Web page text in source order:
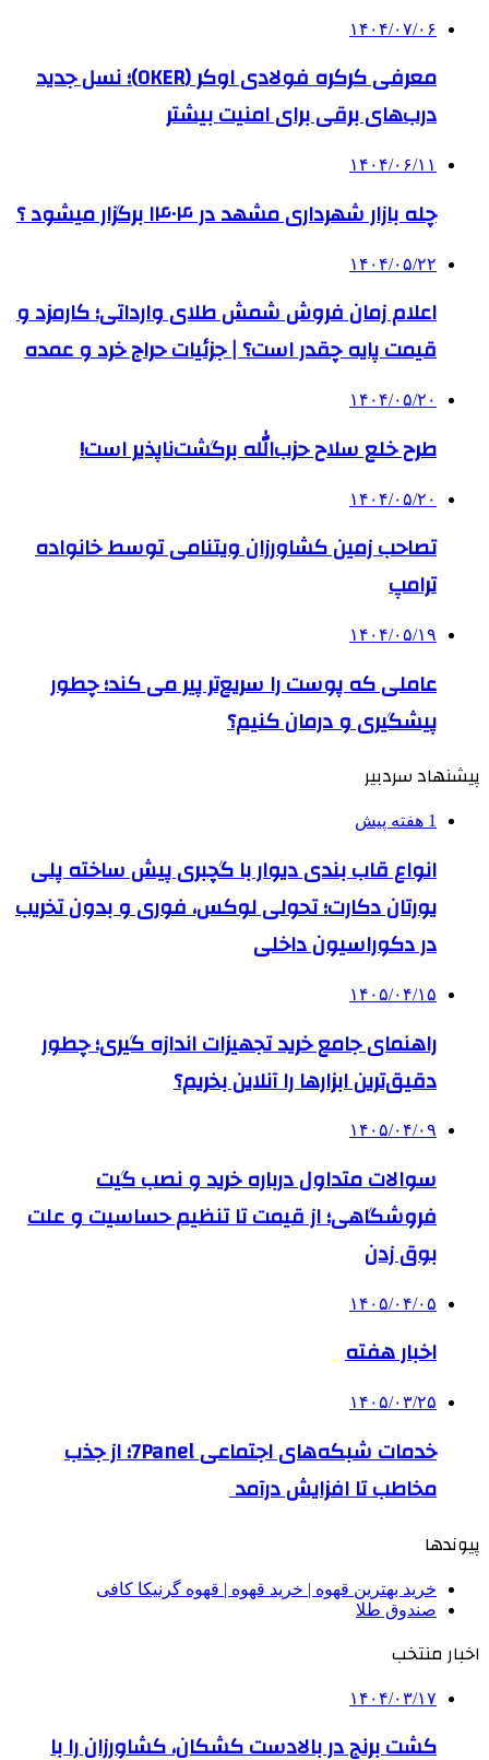
۱۴۰۴/۰۷/۰۶
معرفی کرکره فولادی اوکر (OKER)؛ نسل جدید
درب‌های برقی برای امنیت بیشتر
۱۴۰۴/۰۶/۱۱
چله بازار شهرداری مشهد در ۱۴۰۴ برگزار میشود ؟
۱۴۰۴/۰۵/۲۲
اعلام زمان فروش شمش طلای وارداتی؛ کارمزد و
قیمت پایه چقدر است؟ | جزئیات حراج خرد و عمده
۱۴۰۴/۰۵/۲۰
طرح خلع سلاح حزب‌الله برگشت‌ناپذیر است!
۱۴۰۴/۰۵/۲۰
تصاحب زمین کشاورزان ویتنامی توسط خانواده
ترامپ
۱۴۰۴/۰۵/۱۹
عاملی که پوست را سریع‌تر پیر می کند؛ چطور
پیشگیری و درمان کنیم؟
پیشنهاد سردبیر
1 هفته پیش
انواع قاب بندی دیوار با گچبری پیش ساخته پلی
یورتان دکارت؛ تحولی لوکس، فوری و بدون تخریب
در دکوراسیون داخلی
۱۴۰۵/۰۴/۱۵
راهنمای جامع خرید تجهیزات اندازه گیری؛ چطور
دقیق‌ترین ابزارها را آنلاین بخریم؟
۱۴۰۵/۰۴/۰۹
سوالات متداول درباره خرید و نصب گیت
فروشگاهی؛ از قیمت تا تنظیم حساسیت و علت
بوق زدن
۱۴۰۵/۰۴/۰۵
اخبار هفته
۱۴۰۵/۰۳/۲۵
خدمات شبکه‌های اجتماعی 7Panel؛ از جذب
مخاطب تا افزایش درآمد
پیوندها
خرید بهترین قهوه | خرید قهوه | قهوه گرنیکا کافی
صندوق طلا
اخبار منتخب
۱۴۰۴/۰۳/۱۷
کشت برنج در بالادست کشکان، کشاورزان را با